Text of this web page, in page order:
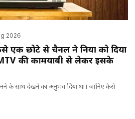
2026
एक छोटे से चैनल ने दुनिया को दिया
की कामयाबी से लेकर इसके
के साथ देखने का अनुभव दिया था। जानिए कैसे